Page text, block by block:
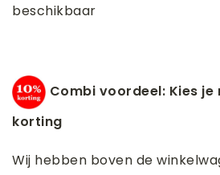
beschikbaar
Combi voordeel: Kies je
korting
Wij hebben boven de